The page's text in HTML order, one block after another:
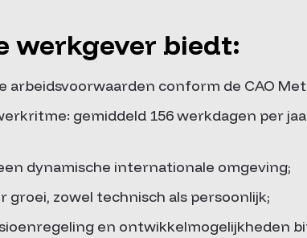
werkgever biedt:
arbeidsvoorwaarden conform de CAO
gemiddeld 156 werkdagen per
dynamische internationale omgeving;
groei, zowel technisch als persoonlijk;
en ontwikkelmogelijkheden